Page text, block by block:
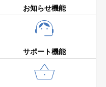
お知らせ機能

サポート機能
